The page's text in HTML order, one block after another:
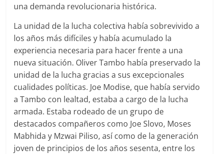
una demanda revolucionaria histórica.
La unidad de la lucha colectiva había sobrevivido a
los años más difíciles y había acumulado la
experiencia necesaria para hacer frente a una
nueva situación. Oliver Tambo había preservado la
unidad de la lucha gracias a sus excepcionales
cualidades políticas. Joe Modise, que había servido
a Tambo con lealtad, estaba a cargo de la lucha
armada. Estaba rodeado de un grupo de
destacados compañeros como Joe Slovo, Moses
Mabhida y Mzwai Piliso, así como de la generación
joven de principios de los años sesenta, entre los